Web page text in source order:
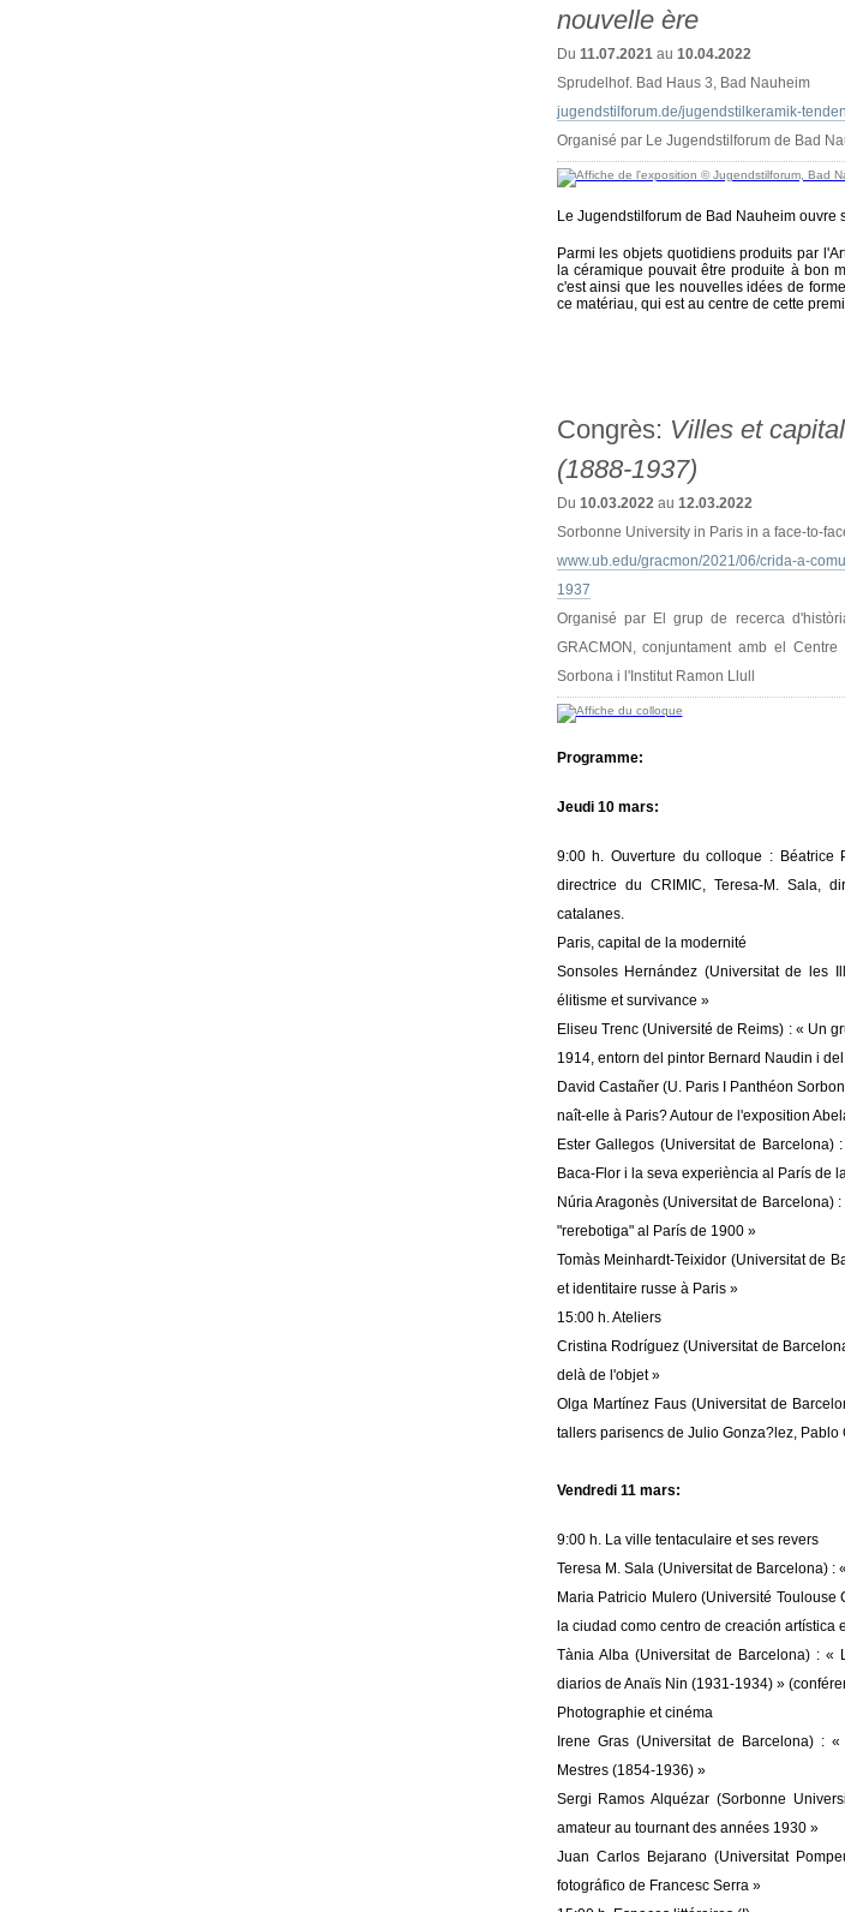
nouvelle ère
Du 11.07.2021au 10.04.2022
Sprudelhof. Bad Haus 3, Bad Nauheim
jugendstilforum.de/jugendstilkeramik-
Organisé par Le Jugendstilforum de Bad
Le Jugendstilforum de Bad Nauheim
Parmi les objets quotidiens produits par
la céramique pouvait être produite à bon
c'est ainsi que les nouvelles idées de
ce matériau, qui est au centre de cette
Congrès: Villes et
(1888-1937)
Du 10.03.2022au 12.03.2022
Sorbonne University in Paris in a face-to-
www.ub.edu/gracmon/2021/06/crida-a-
1937
Organisé par El grup de recerca
GRACMON, conjuntament amb el
Sorbona i l'Institut Ramon Llull
Programme:
Jeudi 10 mars:
9:00 h. Ouverture du colloque : Béatrice
directrice du CRIMIC, Teresa-M. Sala,
catalanes.
Paris, capital de la modernité
Sonsoles Hernández (Universitat de les
élitisme et survivance »
Eliseu Trenc (Université de Reims) : « Un
1914, entorn del pintor Bernard Naudin i
David Castañer (U. Paris I Panthéon
naît-elle à Paris? Autour de l'exposition
Ester Gallegos (Universitat de
Baca-Flor i la seva experiència al París de
Núria Aragonès (Universitat de
"rerebotiga" al París de 1900 »
Tomàs Meinhardt-Teixidor (Universitat de
et identitaire russe à Paris »
15:00 h. Ateliers
Cristina Rodríguez (Universitat de
delà de l'objet »
Olga Martínez Faus (Universitat de
tallers parisencs de Julio Gonza?lez,
Vendredi 11 mars:
9:00 h. La ville tentaculaire et ses revers
Teresa M. Sala (Universitat de Barcelona)
Maria Patricio Mulero (Université
la ciudad como centro de creación
Tània Alba (Universitat de Barcelona) :
diarios de Anaïs Nin (1931-1934) »
Photographie et cinéma
Irene Gras (Universitat de Barcelona) :
Mestres (1854-1936) »
Sergi Ramos Alquézar (Sorbonne
amateur au tournant des années 1930 »
Juan Carlos Bejarano (Universitat
fotográfico de Francesc Serra »